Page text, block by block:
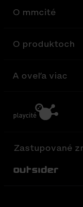
O mmcité
O produktoch
A oveľa viac
Zastupované
Out-